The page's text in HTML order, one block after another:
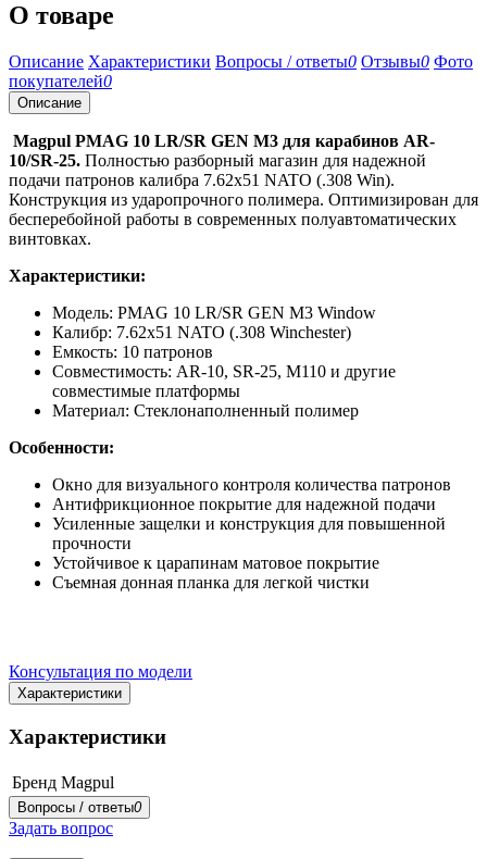
О товаре
Описание Характеристики Вопросы / ответы0 Отзывы0 Фото
покупателей0
Описание
Magpul PMAG 10 LR/SR GEN M3 для карабинов AR-
10/SR-25. Полностью разборный магазин для надежной
подачи патронов калибра 7.62x51 NATO (.308 Win).
Конструкция из ударопрочного полимера. Оптимизирован для
бесперебойной работы в современных полуавтоматических
винтовках.
Характеристики:
Модель: PMAG 10 LR/SR GEN M3 Window
Калибр: 7.62x51 NATO (.308 Winchester)
Емкость: 10 патронов
Совместимость: AR-10, SR-25, M110 и другие
совместимые платформы
Материал: Стеклонаполненный полимер
Особенности:
Окно для визуального контроля количества патронов
Антифрикционное покрытие для надежной подачи
Усиленные защелки и конструкция для повышенной
прочности
Устойчивое к царапинам матовое покрытие
Съемная донная планка для легкой чистки
Консультация по модели
Характеристики
Характеристики
Бренд Magpul
Вопросы / ответы0
Задать вопрос